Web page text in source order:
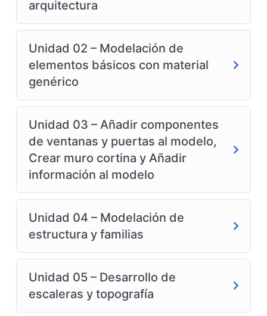
arquitectura
Unidad 02 – Modelación de
elementos básicos con material
genérico
Unidad 03 – Añadir componentes
de ventanas y puertas al modelo,
Crear muro cortina y Añadir
información al modelo
Unidad 04 – Modelación de
estructura y familias
Unidad 05 – Desarrollo de
escaleras y topografía